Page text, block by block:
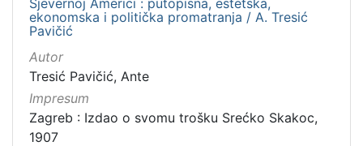
ekonomska i politička promatranja / A. Tresić
Pavičić
Autor
Tresić Pavičić, Ante
Impresum
Zagreb : Izdao o svomu trošku Srećko Skakoc,
1907